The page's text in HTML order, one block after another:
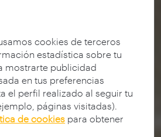
cookies de terceros
estadística sobre tu
mostrarte publicidad
en tus preferencias
el perfil realizado al seguir tu
páginas visitadas).
de cookies para obtener